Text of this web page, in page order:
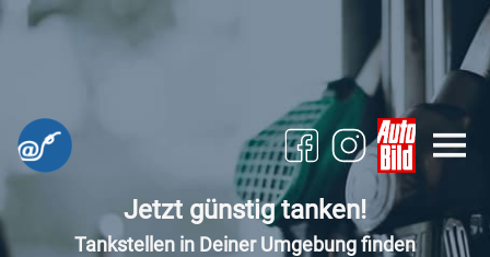
Jetzt günstig tanken!
Tankstellen in Deiner Umgebung finden